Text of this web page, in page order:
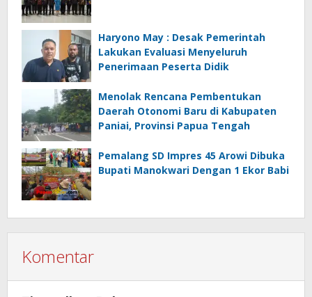
Haryono May : Desak Pemerintah
Lakukan Evaluasi Menyeluruh
Penerimaan Peserta Didik
Menolak Rencana Pembentukan
Daerah Otonomi Baru di Kabupaten
Paniai, Provinsi Papua Tengah
Pemalang SD Impres 45 Arowi Dibuka
Bupati Manokwari Dengan 1 Ekor Babi
Komentar